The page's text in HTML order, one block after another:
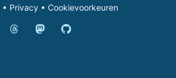
• Privacy • Cookievoorkeuren